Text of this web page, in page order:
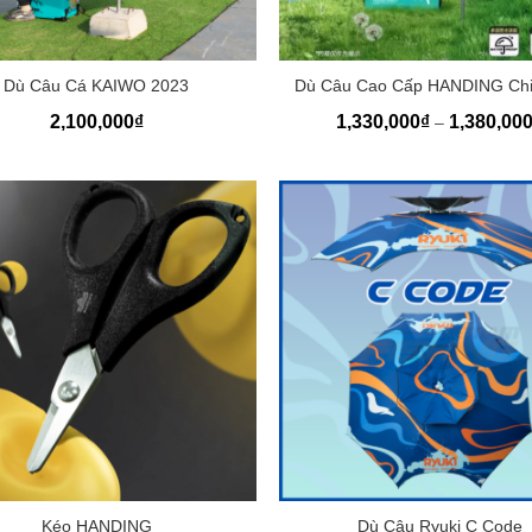
Dù Câu Cá KAIWO 2023
2,100,000₫
+
Dù Câu Cao Cấp HANDING
1,330,000₫ – 1,380,000
Kéo HANDING Dù Câu Ryuki C Code